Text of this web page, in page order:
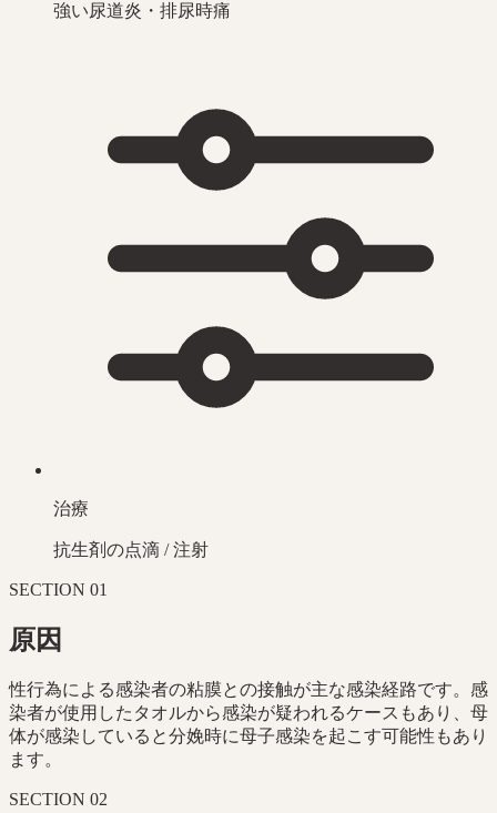
強い尿道炎・排尿時痛
治療
抗生剤の点滴 / 注射
SECTION 01
原因
性行為による感染者の粘膜との接触が主な感染経路です。感
染者が使用したタオルから感染が疑われるケースもあり、母
体が感染していると分娩時に母子感染を起こす可能性もあり
ます。
SECTION 02